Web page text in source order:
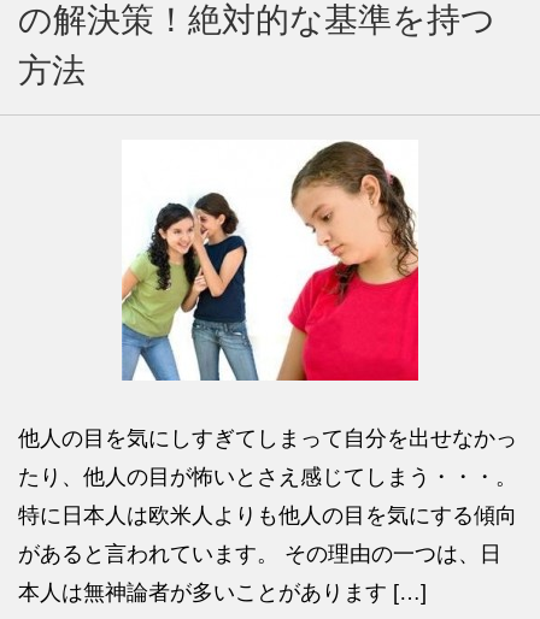
の解決策！絶対的な基準を持つ
方法
他人の目を気にしすぎてしまって自分を出せなかっ
たり、他人の目が怖いとさえ感じてしまう・・・。
特に日本人は欧米人よりも他人の目を気にする傾向
があると言われています。 その理由の一つは、日
本人は無神論者が多いことがあります […]